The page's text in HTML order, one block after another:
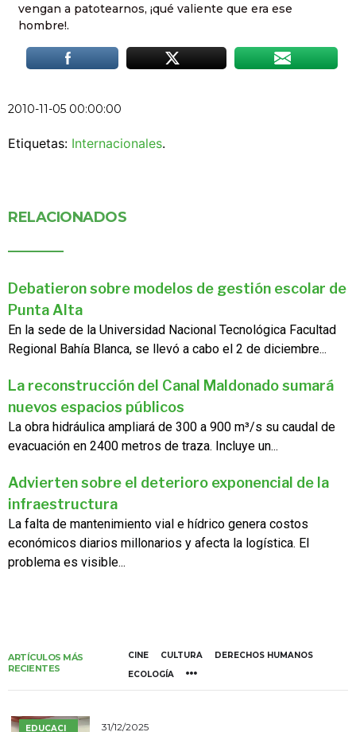
vengan a patotearnos, ¡qué valiente que era ese
hombre!.
2010-11-05 00:00:00
Etiquetas: Internacionales.
RELACIONADOS
Debatieron sobre modelos de gestión escolar de
Punta Alta
En la sede de la Universidad Nacional Tecnológica Facultad
Regional Bahía Blanca, se llevó a cabo el 2 de diciembre...
La reconstrucción del Canal Maldonado sumará
nuevos espacios públicos
La obra hidráulica ampliará de 300 a 900 m³/s su caudal de
evacuación en 2400 metros de traza. Incluye un...
Advierten sobre el deterioro exponencial de la
infraestructura
La falta de mantenimiento vial e hídrico genera costos
económicos diarios millonarios y afecta la logística. El
problema es visible...
ARTÍCULOS MÁS
RECIENTES
CINE CULTURA
DERECHOS HUMANOS
ECOLOGÍA
EDUCACI 31/12/2025